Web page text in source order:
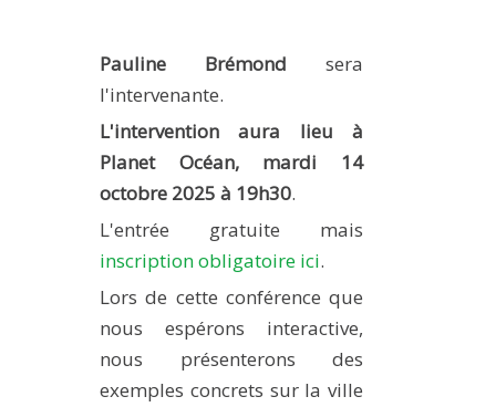
Pauline Brémond sera
l'intervenante.
L'intervention aura lieu à
Planet Océan, mardi 14
octobre 2025 à 19h30.
L'entrée gratuite mais
inscription obligatoire ici.
Lors de cette conférence que
nous espérons interactive,
nous présenterons des
exemples concrets sur la ville